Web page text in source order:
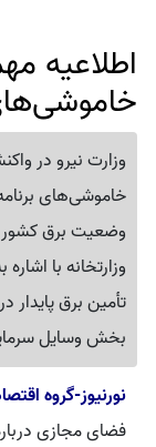
اطلاعیه
وزارت نیرو در
خاموشی‌های
وضعیت برق کشور
تأمین برق پایدار
بخش وسایل
نورنیوز-گروه
فضای مجازی